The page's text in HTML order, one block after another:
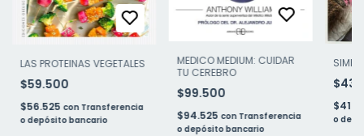
LAS PROTEINAS VEGETALES
$59.500
$56.525 con Transferencia
o depósito bancario
MEDICO MEDIUM: CUIDAR
TU CEREBRO
$99.500
$94.525 con Transferencia
o depósito bancario
o